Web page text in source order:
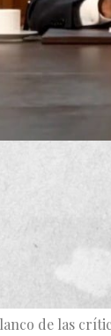
jugando
se encargan
del
en un solo
de las